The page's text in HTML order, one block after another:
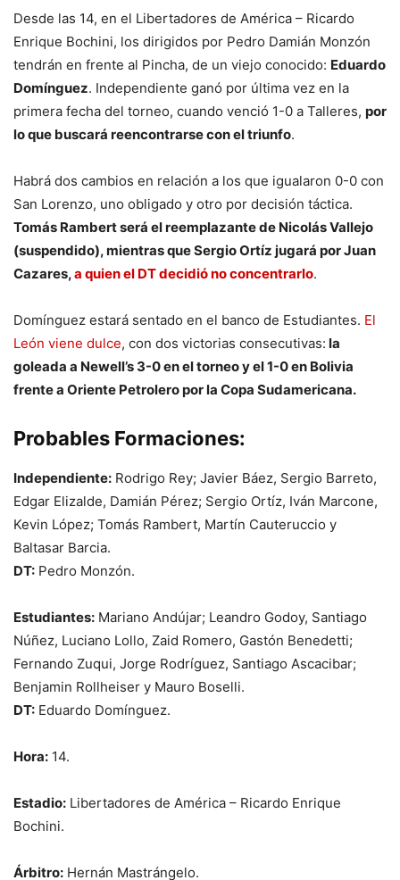
Desde las 14, en el Libertadores de América – Ricardo
Enrique Bochini, los dirigidos por Pedro Damián Monzón
tendrán en frente al Pincha, de un viejo conocido: Eduardo
Domínguez. Independiente ganó por última vez en la
primera fecha del torneo, cuando venció 1-0 a Talleres, por
lo que buscará reencontrarse con el triunfo.
Habrá dos cambios en relación a los que igualaron 0-0 con
San Lorenzo, uno obligado y otro por decisión táctica.
Tomás Rambert será el reemplazante de Nicolás Vallejo
(suspendido), mientras que Sergio Ortíz jugará por Juan
Cazares,a quien el DT decidió no concentrarlo.
Domínguez estará sentado en el banco de Estudiantes. El
León viene dulce, con dos victorias consecutivas: la
goleada a Newell’s 3-0 en el torneo y el 1-0 en Bolivia
frente a Oriente Petrolero por la Copa Sudamericana.
Probables Formaciones:
Independiente: Rodrigo Rey; Javier Báez, Sergio Barreto,
Edgar Elizalde, Damián Pérez; Sergio Ortíz, Iván Marcone,
Kevin López; Tomás Rambert, Martín Cauteruccio y
Baltasar Barcia.
DT: Pedro Monzón.
Estudiantes: Mariano Andújar; Leandro Godoy, Santiago
Núñez, Luciano Lollo, Zaid Romero, Gastón Benedetti;
Fernando Zuqui, Jorge Rodríguez, Santiago Ascacibar;
Benjamin Rollheiser y Mauro Boselli.
DT: Eduardo Domínguez.
Hora: 14.
Estadio: Libertadores de América – Ricardo Enrique
Bochini.
Árbitro: Hernán Mastrángelo.